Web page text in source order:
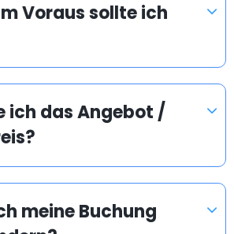
Voraus sollte ich
ich das Angebot /
meine Buchung